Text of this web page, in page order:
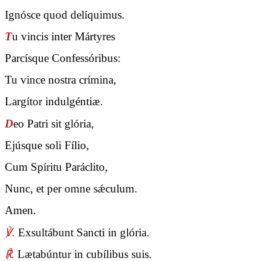
Ignósce quod delíquimus.
Tu vincis inter Mártyres
Parcísque Confessóribus:
Tu vince nostra crímina,
Largítor indulgéntiæ.
Deo Patri sit glória,
Ejúsque soli Fílio,
Cum Spíritu Paráclito,
Nunc, et per omne sǽculum.
Amen.
℣. Exsultábunt Sancti in glória.
℟. Lætabúntur in cubílibus suis.